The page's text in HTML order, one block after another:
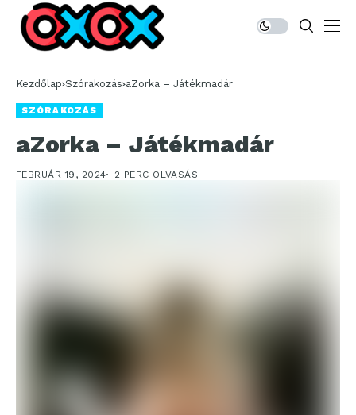
Kezdőlap Szórakozás aZorka – Játékmadár
SZÓRAKOZÁS
aZorka – Játékmadár
FEBRUÁR 19, 2024 2 PERC OLVASÁS